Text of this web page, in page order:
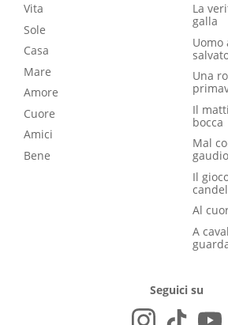
Vita
Sole
Casa
Mare
Amore
Cuore
Amici
Bene
La
galla
Uomo
Una
Il
bocca
Mal
gaudio
Il
Al
A
Seguici su